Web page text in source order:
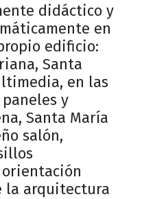
didáctico y
en
edificio:
Santa
en las
y
Santa María
salón,
la arquitectura